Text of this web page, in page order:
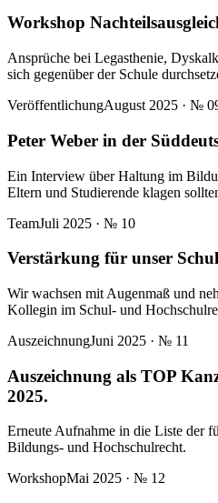
Workshop
Ansprüche bei Legasthenie,
sich gegenüber der Schule
VeröffentlichungAugust 2025 · №
Peter Weber in der
Ein Interview über Haltung im
Eltern und Studierende klagen
TeamJuli 2025 · № 10
Verstärkung für unser
Wir wachsen mit Augenmaß und
Kollegin im Schul- und
AuszeichnungJuni 2025 · № 11
Auszeichnung als TOP
2025.
Erneute Aufnahme in die Liste der
Bildungs- und Hochschulrecht.
WorkshopMai 2025 · № 12